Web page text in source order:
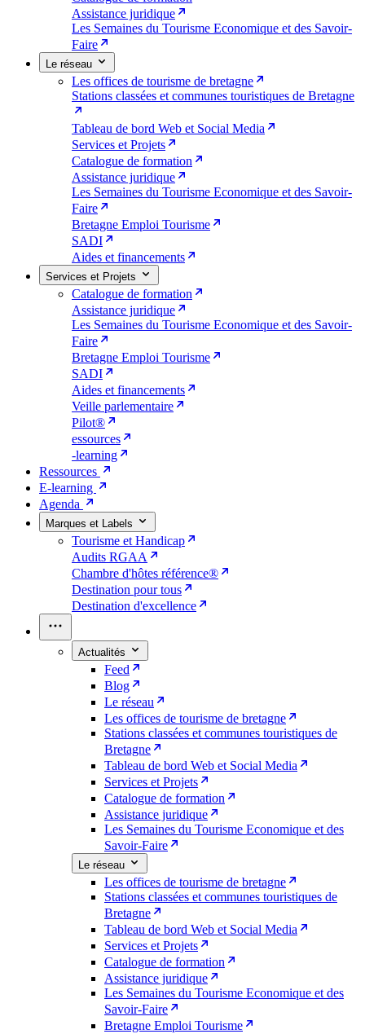
Assistance juridique
Les Semaines du Tourisme Economique et des Savoir-
Faire
Le réseau
Les offices de tourisme de bretagne
Stations classées et communes touristiques de Bretagne
Tableau de bord Web et Social Media
Services et Projets
Catalogue de formation
Assistance juridique
Les Semaines du Tourisme Economique et des Savoir-
Faire
Bretagne Emploi Tourisme
SADI
Aides et financements
Services et Projets
Catalogue de formation
Assistance juridique
Les Semaines du Tourisme Economique et des Savoir-
Faire
Bretagne Emploi Tourisme
SADI
Aides et financements
Veille parlementaire
Pilot®
essources
-learning
Ressources
E-learning
Agenda
Marques et Labels
Tourisme et Handicap
Audits RGAA
Chambre d'hôtes référence®
Destination pour tous
Destination d'excellence
Actualités
Feed
Blog
Le réseau
Les offices de tourisme de bretagne
Stations classées et communes touristiques de
Bretagne
Tableau de bord Web et Social Media
Services et Projets
Catalogue de formation
Assistance juridique
Les Semaines du Tourisme Economique et des
Savoir-Faire
Le réseau
Les offices de tourisme de bretagne
Stations classées et communes touristiques de
Bretagne
Tableau de bord Web et Social Media
Services et Projets
Catalogue de formation
Assistance juridique
Les Semaines du Tourisme Economique et des
Savoir-Faire
Bretagne Emploi Tourisme